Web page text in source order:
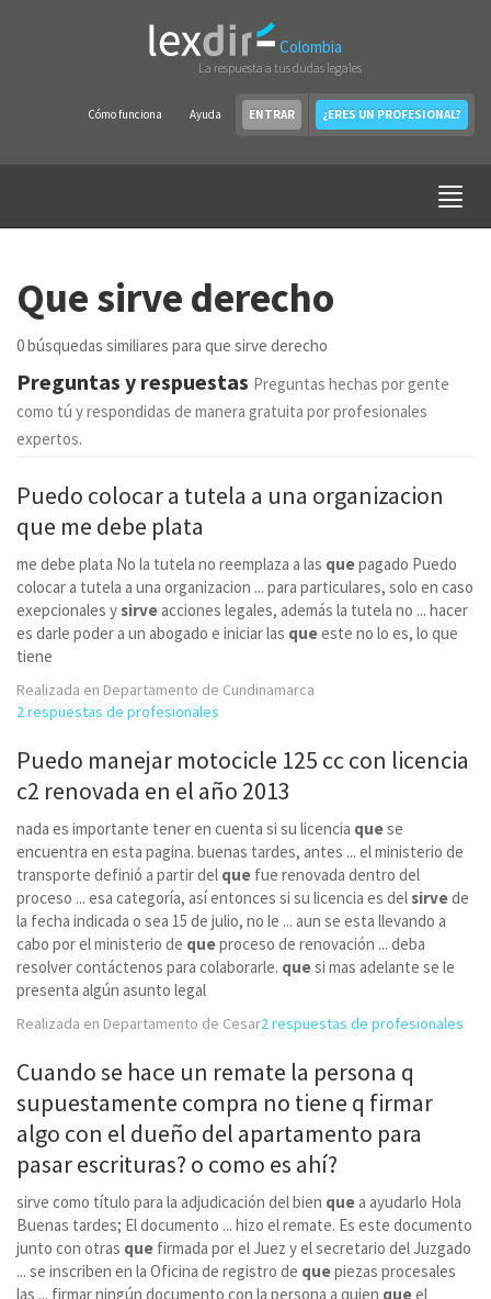
Colombia
La respuesta a tus dudas legales
Cómo funciona Ayuda ENTRAR ¿ERES UN PROFESIONAL?
Que sirve derecho
0 búsquedas similiares para que sirve derecho
Preguntas y respuestas Preguntas hechas por gente
como tú y respondidas de manera gratuita por profesionales
expertos.
Puedo colocar a tutela a una organizacion
que me debe plata
me debe plata No la tutela no reemplaza a las quepagado Puedo
colocar a tutela a una organizacion ... para particulares, solo en caso
exepcionales ysirveacciones legales, además la tutela no ... hacer
es darle poder a un abogado e iniciar las queeste no lo es, lo que
tiene
Realizada en Departamento de Cundinamarca
2 respuestas de profesionales
Puedo manejar motocicle 125 cc con licencia
c2 renovada en el año 2013
nada es importante tener en cuenta si su licencia quese
encuentra en esta pagina. buenas tardes, antes ... el ministerio de
transporte definió a partir del que fue renovada dentro del
proceso ... esa categoría, así entonces si su licencia es delsirvede
la fecha indicada o sea 15 de julio, no le ... aun se esta llevando a
cabo por el ministerio de queproceso de renovación ... deba
resolver contáctenos para colaborarle. quesi mas adelante se le
presenta algún asunto legal
Realizada en Departamento de Cesar2 respuestas de profesionales
Cuando se hace un remate la persona q
supuestamente compra no tiene q firmar
algo con el dueño del apartamento para
pasar escrituras? o como es ahí?
sirve como título para la adjudicación del bien quea ayudarlo Hola
Buenas tardes; El documento ... hizo el remate. Es este documento
junto con otras que firmada por el Juez y el secretario del Juzgado
... se inscriben en la Oficina de registro de quepiezas procesales
las ... firmar ningún documento con la persona a quien queel